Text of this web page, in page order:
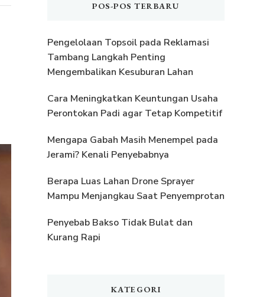
POS-POS TERBARU
Pengelolaan Topsoil pada Reklamasi
Tambang Langkah Penting
Mengembalikan Kesuburan Lahan
Cara Meningkatkan Keuntungan Usaha
Perontokan Padi agar Tetap Kompetitif
Mengapa Gabah Masih Menempel pada
Jerami? Kenali Penyebabnya
Berapa Luas Lahan Drone Sprayer
Mampu Menjangkau Saat Penyemprotan
Penyebab Bakso Tidak Bulat dan
Kurang Rapi
KATEGORI